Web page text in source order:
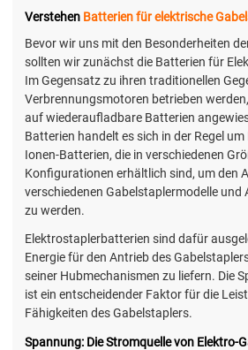
Verstehen Batterien für elektrische
Bevor wir uns mit den Besonderheiten
sollten wir zunächst die Batterien für
Im Gegensatz zu ihren traditionellen
Verbrennungsmotoren betrieben
auf wiederaufladbare Batterien
Batterien handelt es sich in der Regel
Ionen-Batterien, die in verschiedenen
Konfigurationen erhältlich sind, um den
verschiedenen Gabelstaplermodelle und
zu werden.
Elektrostaplerbatterien sind dafür
Energie für den Antrieb des
seiner Hubmechanismen zu liefern. Die
ist ein entscheidender Faktor für die
Fähigkeiten des Gabelstaplers.
Spannung: Die Stromquelle von Elektro-